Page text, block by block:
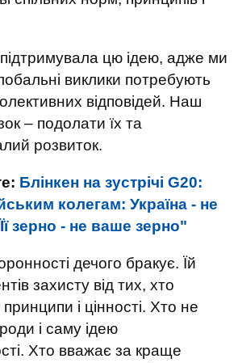
цю ідею, адже ми
виклики потребують
відповідей. Наш
– подолати їх та
розвиток.
Блінкен на зустрічі G20:
колегам: Україна - не
зерно - не ваше зерно"
дечого бракує. Їй
захисту від тих, хто
і цінності. Хто не
і саму ідею
Хто вважає за краще